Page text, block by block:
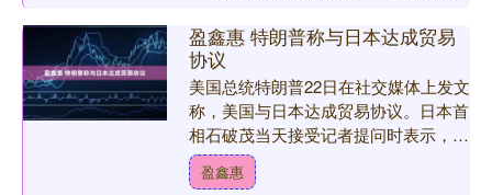
盈鑫惠 特朗普称与日本达成贸易
协议
美国总统特朗普22日在社交媒体上发文
称，美国与日本达成贸易协议。日本首
相石破茂当天接受记者提问时表示，有
关协议更详细的信息还需等待负责谈判
的日本经济再生大臣赤泽....
盈鑫惠